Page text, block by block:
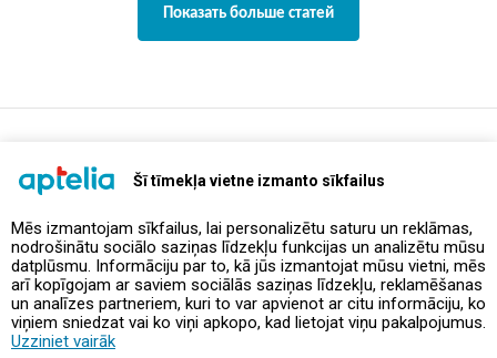
Šī tīmekļa vietne izmanto sīkfailus
Mēs izmantojam sīkfailus, lai personalizētu saturu un reklāmas,
nodrošinātu sociālo saziņas līdzekļu funkcijas un analizētu mūsu
datplūsmu. Informāciju par to, kā jūs izmantojat mūsu vietni, mēs
arī kopīgojam ar saviem sociālās saziņas līdzekļu, reklamēšanas
un analīzes partneriem, kuri to var apvienot ar citu informāciju, ko
viņiem sniedzat vai ko viņi apkopo, kad lietojat viņu pakalpojumus.
Uzziniet vairāk
Показать больше статей
Предложения и акции
Контакты